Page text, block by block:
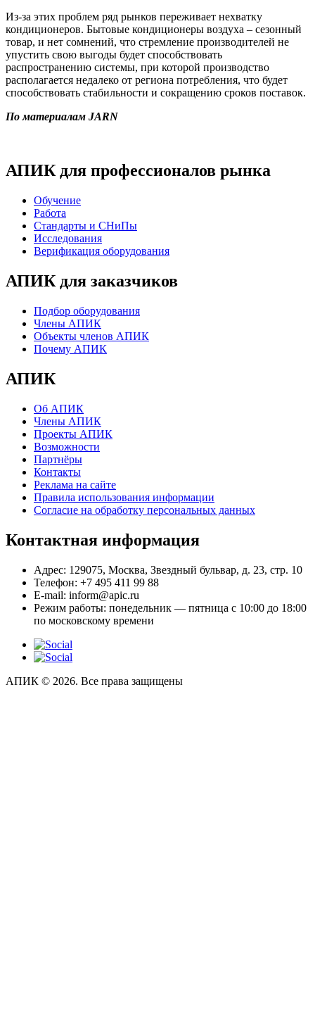
Из-за этих проблем ряд рынков переживает нехватку
кондиционеров. Бытовые кондиционеры воздуха – сезонный
товар, и нет сомнений, что стремление производителей не
упустить свою выгоды будет способствовать
распространению системы, при которой производство
располагается недалеко от региона потребления, что будет
способствовать стабильности и сокращению сроков поставок.
По материалам JARN
АПИК для профессионалов рынка
Обучение
Работа
Стандарты и СНиПы
Исследования
Верификация оборудования
АПИК для заказчиков
Подбор оборудования
Члены АПИК
Объекты членов АПИК
Почему АПИК
АПИК
Об АПИК
Члены АПИК
Проекты АПИК
Возможности
Партнёры
Контакты
Реклама на сайте
Правила использования информации
Согласие на обработку персональных данных
Контактная информация
Адрес: 129075, Москва, Звездный бульвар, д. 23, стр. 10
Телефон: +7 495 411 99 88
E-mail: inform@apic.ru
Режим работы: понедельник — пятница с 10:00 до 18:00
по московскому времени
АПИК © 2026. Все права защищены